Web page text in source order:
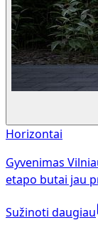
Horizontai
Gyvenimas
etapo butai jau
Sužinoti daugiau